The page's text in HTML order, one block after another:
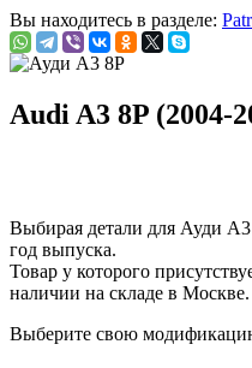
Вы находитесь в разделе:
Audi A3 8P (2004-
Выбирая детали для Ауди
год выпуска.
Товар у которого
наличии на складе в Москве.
Выберите свою